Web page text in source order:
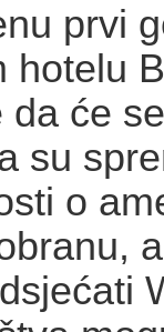
prvi
hotelu
da će
su
o